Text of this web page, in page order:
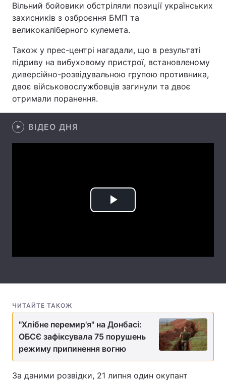
Економіка Світ
Спорт Наука
Техно і зв'язок Лайт
Зброя Інциденти
Здоров'я
Цікавинки
Вільний бойовики обстріляли позиції українських
захисників з озброєння БМП та
великокаліберного кулемета.
Також у прес-центрі нагадали, що в результаті
підриву на вибуховому пристрої, встановленому
диверсійно-розвідувальною групою противника,
двоє військовослужбовців загинули та двоє
отримали поранення.
ВІДЕО ДНЯ
Play
ЧИТАЙТЕ ТАКОЖ
"Хлібне перемир'я" на Донбасі:
ОБСЄ зафіксувала 75 порушень
режиму припинення вогню
За даними розвідки, 21 липня один окупант